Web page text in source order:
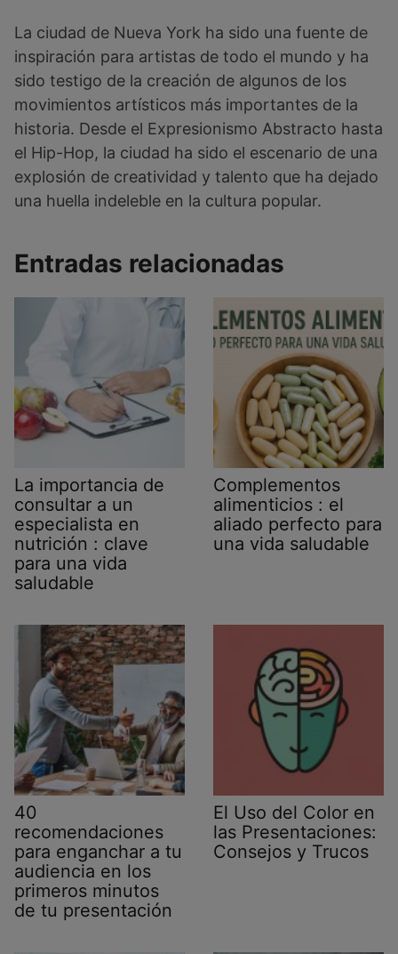
La ciudad de Nueva York ha sido una fuente de
inspiración para artistas de todo el mundo y ha
sido testigo de la creación de algunos de los
movimientos artísticos más importantes de la
historia. Desde el Expresionismo Abstracto hasta
el Hip-Hop, la ciudad ha sido el escenario de una
explosión de creatividad y talento que ha dejado
una huella indeleble en la cultura popular.
Entradas relacionadas
La importancia de
consultar a un
especialista en
nutrición : clave
para una vida
saludable
Complementos
alimenticios : el
aliado perfecto para
una vida saludable
40
recomendaciones
para enganchar a tu
audiencia en los
primeros minutos
de tu presentación
El Uso del Color en
las Presentaciones:
Consejos y Trucos